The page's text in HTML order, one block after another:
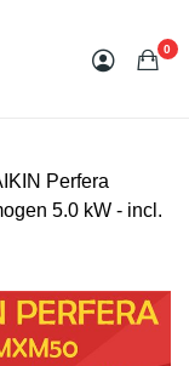
0
Perfera
5.0 kW - incl.